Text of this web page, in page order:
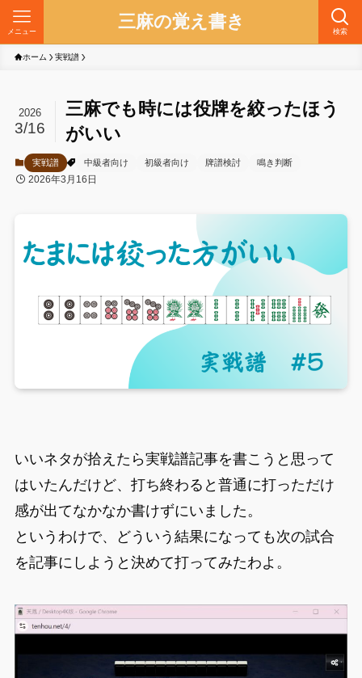
三麻の覚え書き 検索
メニュー
ホーム 実戦譜
三麻でも時には役牌を絞ったほう
がいい
2026
3/16
実戦譜 中級者向け 初級者向け 牌譜検討 鳴き判断
2026年3月16日
いいネタが拾えたら実戦譜記事を書こうと思って
はいたんだけど、打ち終わると普通に打っただけ
感が出てなかなか書けずにいました。
というわけで、どういう結果になっても次の試合
を記事にしようと決めて打ってみたわよ。